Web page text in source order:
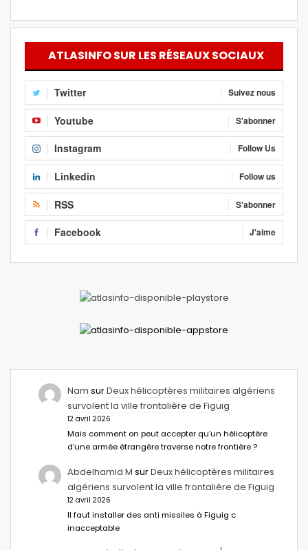
ATLASINFO SUR LES RÉSEAUX SOCIAUX
Twitter Suivez nous
Youtube S'abonner
Instagram Follow Us
Linkedin Follow us
RSS S'abonner
Facebook J'aime
Nam surDeux hélicoptères militaires algériens
survolent la ville frontalière de Figuig
12 avril 2026
Mais comment on peut accepter qu’un hélicoptère
d’une armée étrangère traverse notre frontière ?
Abdelhamid M surDeux hélicoptères militaires
algériens survolent la ville frontalière de Figuig
12 avril 2026
Il faut installer des anti missiles à Figuig c
inacceptable